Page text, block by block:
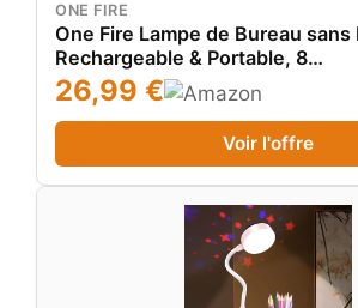
ONE FIRE
One Fire Lampe de Bureau sans
Rechargeable & Portable, 8
Luminosité+Graduable Lampe
de Chat & Kawaii, 3600mAh
Stylo Kawaii Fille Lampe Chevet
26,99 €
Voir l'offre